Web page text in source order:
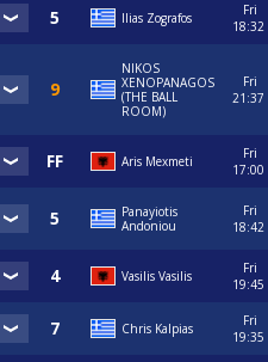
Ilias Zografos
Fri
18:32
NIKOS
XENOPANAGOS
(THE BALL
ROOM)
Fri
21:37
Aris Mexmeti
Fri
17:00
Panayiotis
Andoniou
Fri
18:42
Vasilis Vasilis
Fri
19:45
Chris Kalpias
Fri
19:35